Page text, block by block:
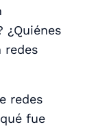
¿Quiénes
redes
redes
fue